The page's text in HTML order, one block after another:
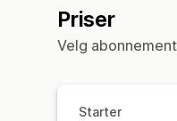
Priser
Velg
Starter